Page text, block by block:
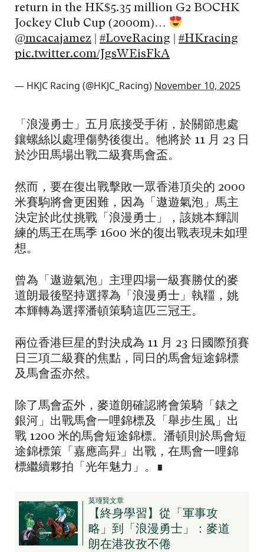
return in the HK$5.35 million G2 BOCHK
Jockey Club Cup (2000m)…
@mcacajamez
#LoveRacing
#HKracing
pic.twitter.com/JgsWEisFkA
— HKJC Racing (@HKJC_Racing) November 10, 2025
「浪漫勇士」五月底接受手術，於關節患處
鑲螺絲以處理傷勢後復出。牠將於 11 月 23 日
於沙田馬場出戰二級賽馬會盃。
然而，要在復出戰擊敗一眾香港頂尖的 2000
米賽駒將會更困難，因為「遨遊氣泡」馬主
決定於此仗挑戰「浪漫勇士」，該姚本輝訓
練的馬王在馬季 1600 米的復出戰表現未如理
想。
曾為「遨遊氣泡」主理四場一級賽勝仗的麥
道朗最後堅持選擇為「浪漫勇士」執韁，姚
本輝轉為選擇潘頓策騎這匹三冠王。
兩位香港巨星的對決成為 11 月 23 日國際預賽
日三項二級賽的焦點，同日的馬會短途錦標
及馬會盃亦然。
除了馬會盃外，麥道朗確認將會策騎「錶之
銀河」出戰馬會一哩錦標及「舉步生風」出
戰 1200 米的馬會短途錦標。潘頓則於馬會短
途錦標策「嘉應高昇」出戰，在馬會一哩錦
標繼續夥拍「光年魅力」。∎
莫瑾賢文章
【終身學習】從「軍事攻
略」到「浪漫勇士」：麥道
朗在港孜孜不倦